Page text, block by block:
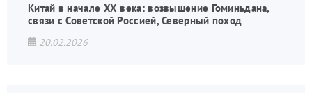
Китай в начале XX века: возвышение Гоминьдана,
связи с Советской Россией, Северный поход
20.02.2026